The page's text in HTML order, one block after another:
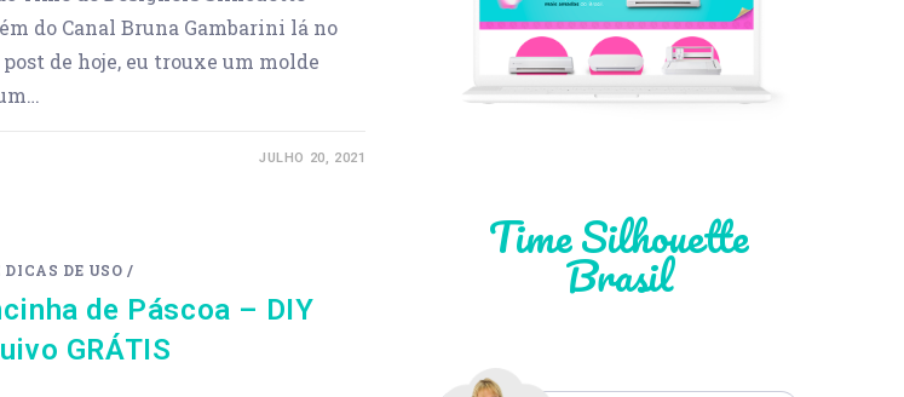
do Canal Bruna Gambarini lá no
post de hoje, eu trouxe um molde
JULHO 20, 2021
DE USO /
de Páscoa – DIY
GRÁTIS
Time Silhouette
Brasil
Léia Pastori
Thiara Ney